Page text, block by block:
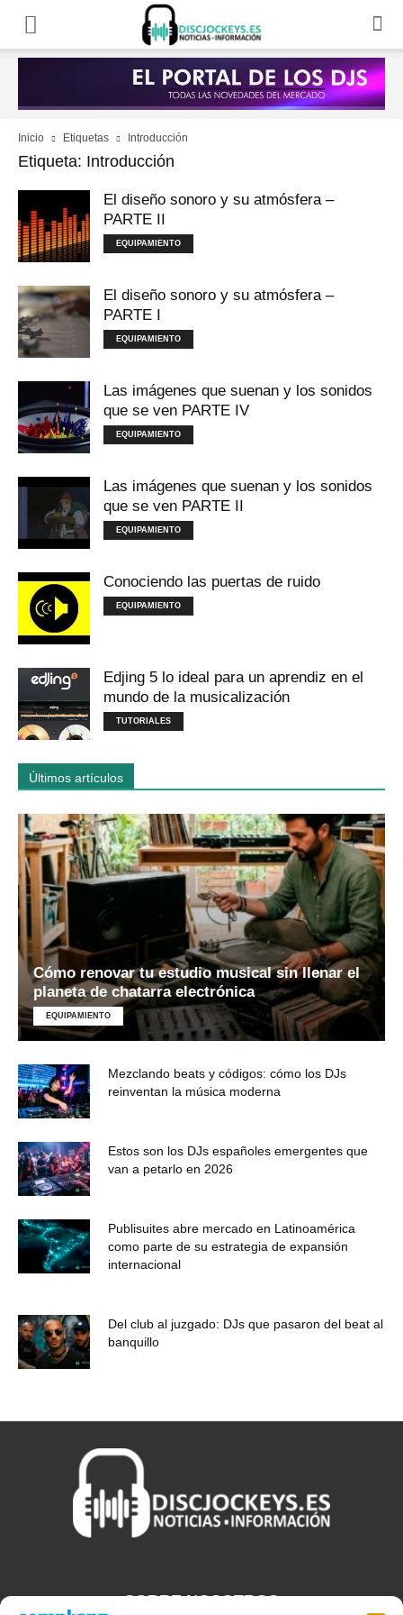
Inicio Etiquetas Introducción
Etiqueta: Introducción
El diseño sonoro y su atmósfera –
PARTE II
EQUIPAMIENTO
El diseño sonoro y su atmósfera –
PARTE I
EQUIPAMIENTO
Las imágenes que suenan y los sonidos
que se ven PARTE IV
EQUIPAMIENTO
Las imágenes que suenan y los sonidos
que se ven PARTE II
EQUIPAMIENTO
Conociendo las puertas de ruido
EQUIPAMIENTO
Edjing 5 lo ideal para un aprendiz en el
mundo de la musicalización
TUTORIALES
Últimos artículos
Cómo renovar tu estudio musical sin llenar el
planeta de chatarra electrónica
EQUIPAMIENTO
Mezclando beats y códigos: cómo los DJs
reinventan la música moderna
Estos son los DJs españoles emergentes que
van a petarlo en 2026
Publisuites abre mercado en Latinoamérica
como parte de su estrategia de expansión
internacional
Del club al juzgado: DJs que pasaron del beat al
banquillo
SOBRE NOSOTROS